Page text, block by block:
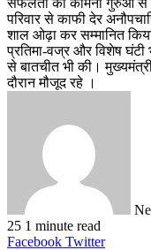
परिवार से काफी देर
शाल ओढ़ा कर सम्मानित
प्रतिमा-वज्र और विशेष
से बातचीत भी की।
दौरान मौजूद रहे ।
25 1 minute read
Facebook TwitterLinkedIn
Tumblr
Pinterest
Reddit
Share
Print